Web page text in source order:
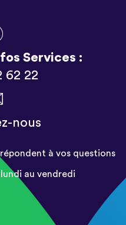
Services :
62 22
nous
à vos questions
au vendredi